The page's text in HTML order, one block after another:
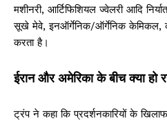
मशीनरी, आर्टिफिशियल ज्वेलरी आदि
सूखे मेवे, इनऑर्गेनिक/ऑर्गेनिक केमिकल,
करता है।
ईरान और अमेरिका के बीच क्या हो
ट्रंप ने कहा कि प्रदर्शनकारियों के